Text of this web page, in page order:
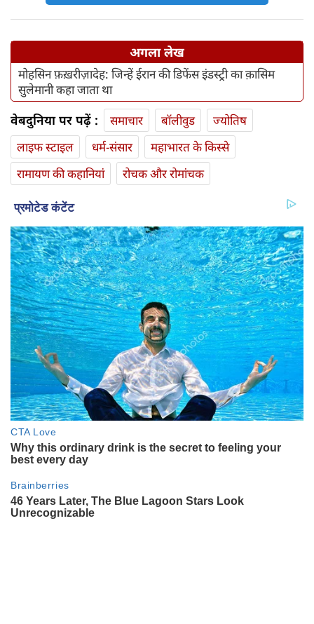
अगला लेख
मोहसिन फ़ख़रीज़ादेह: जिन्हें ईरान की डिफेंस इंडस्ट्री का क़ासिम
सुलेमानी कहा जाता था
वेबदुनिया पर पढ़ें : समाचार बॉलीवुड
ज्योतिष
लाइफ स्‍टाइल
धर्म-संसार
महाभारत के किस्से
रामायण की कहानियां
रोचक और रोमांचक